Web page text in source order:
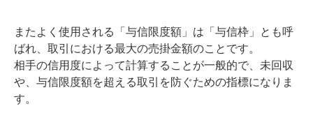
またよく使用される「与信限度額」は「与信枠」とも呼
ばれ、取引における最大の売掛金額のことです。
相手の信用度によって計算することが一般的で、未回収
や、与信限度額を超える取引を防ぐための指標になりま
す。